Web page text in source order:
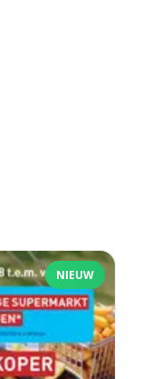
NIEUW